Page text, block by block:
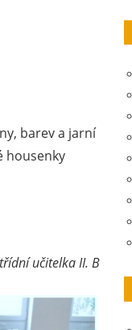
barev a jarní
housenky
učitelka II. B